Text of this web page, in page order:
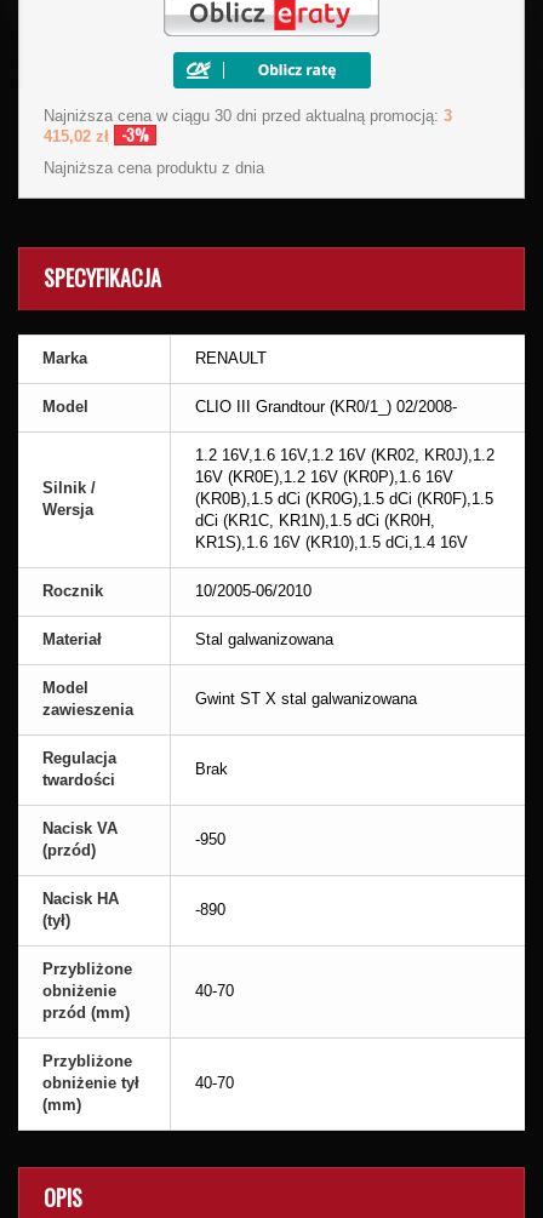
Najniższa cena w ciągu 30 dni przed aktualną promocją: 3
415,02 zł
-3%
Najniższa cena produktu z dnia
SPECYFIKACJA
Marka RENAULT
Model CLIO III Grandtour (KR0/1_) 02/2008-
Silnik /
Wersja
1.2 16V,1.6 16V,1.2 16V (KR02, KR0J),1.2
16V (KR0E),1.2 16V (KR0P),1.6 16V
(KR0B),1.5 dCi (KR0G),1.5 dCi (KR0F),1.5
dCi (KR1C, KR1N),1.5 dCi (KR0H,
KR1S),1.6 16V (KR10),1.5 dCi,1.4 16V
Rocznik 10/2005-06/2010
Materiał Stal galwanizowana
Model
zawieszenia
Gwint ST X stal galwanizowana
Regulacja
twardości
Brak
Nacisk VA
(przód)
-950
Nacisk HA
(tył)
-890
Przybliżone
obniżenie
przód (mm)
40-70
Przybliżone
obniżenie tył
(mm)
40-70
OPIS